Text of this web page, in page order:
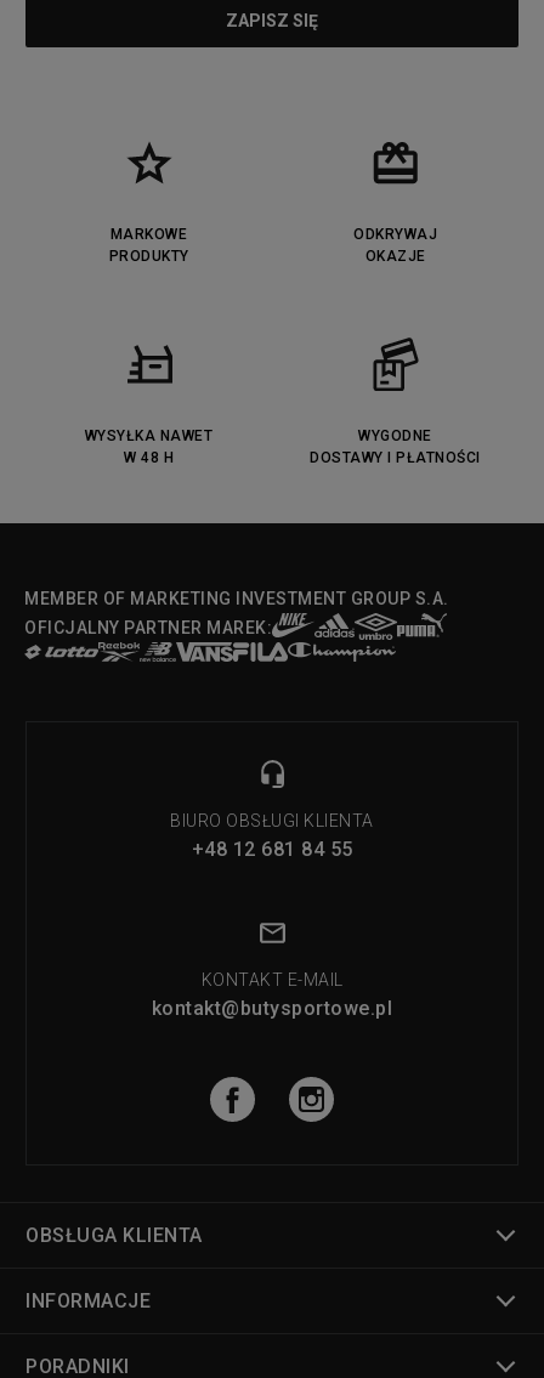
MARKOWE
PRODUKTY
ODKRYWAJ
OKAZJE
WYSYŁKA NAWET
W 48 H
WYGODNE
DOSTAWY I PŁATNOŚCI
MEMBER OF MARKETING INVESTMENT GROUP S.A.
OFICJALNY PARTNER MAREK:
BIURO OBSŁUGI KLIENTA
+48 12 681 84 55
KONTAKT E-MAIL
kontakt@butysportowe.pl
OBSŁUGA KLIENTA
INFORMACJE
PORADNIKI